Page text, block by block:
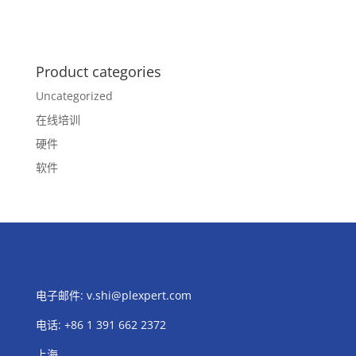
Product categories
Uncategorized
在线培训
硬件
软件
电子邮件: v.shi@plexpert.com
电话: +86 1 391 662 2372